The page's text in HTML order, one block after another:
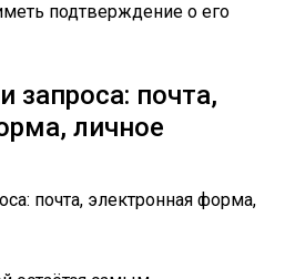
подтверждение о его
запроса: почта,
личное